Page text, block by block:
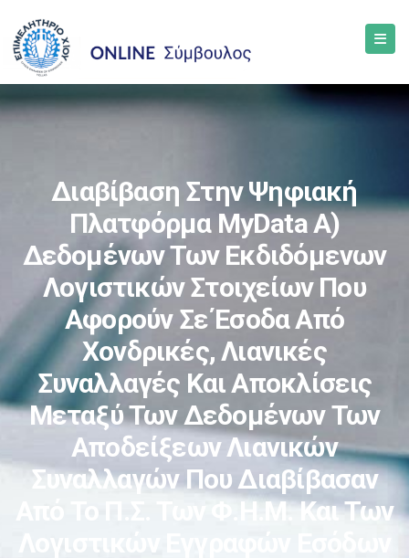
Διαβίβαση Στην Ψηφιακή
Πλατφόρμα MyData Α)
Δεδομένων Των Εκδιδόμενων
Λογιστικών Στοιχείων Που
Αφορούν Σε Έσοδα Από
Χονδρικές, Λιανικές
Συναλλαγές Και Αποκλίσεις
Μεταξύ Των Δεδομένων Των
Αποδείξεων Λιανικών
Συναλλαγών Που Διαβίβασαν
Από Το Π.Σ. Των Φ.Η.Μ. Και Των
Λογιστικών Εγγραφών Εσόδων